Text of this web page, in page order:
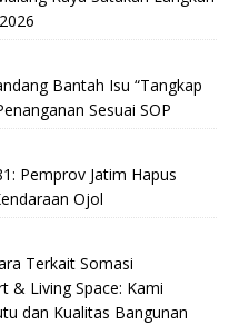
Bantah Isu “Tangkap
Sesuai SOP
Pemprov Jatim Hapus
Ojol
Terkait Somasi
& Living Space: Kami
dan Kualitas Bangunan